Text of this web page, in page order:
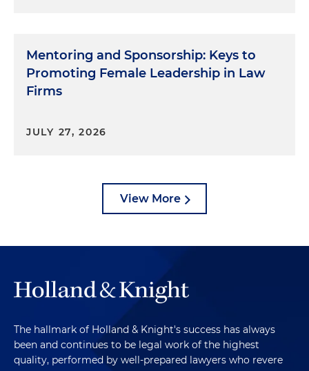
Mentoring and Sponsorship: Keys to
Promoting Female Leadership in Law
Firms
JULY 27, 2026
View More
The hallmark of Holland & Knight's success has always
been and continues to be legal work of the highest
quality, performed by well-prepared lawyers who revere